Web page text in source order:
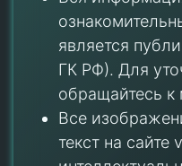
является
ГК РФ). Для
обращайтесь
Все
текст на сайте